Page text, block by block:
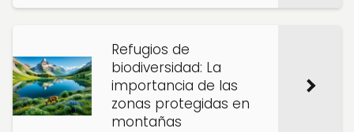
Refugios de
biodiversidad: La
importancia de las
zonas protegidas en
montañas